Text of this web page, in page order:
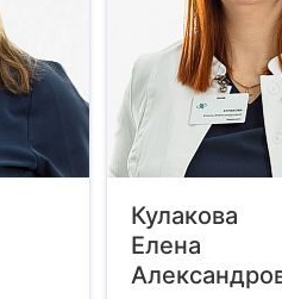
Кулакова
Елена